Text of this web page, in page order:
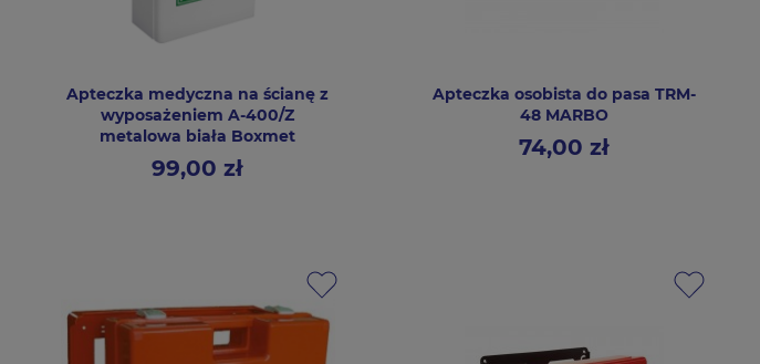
Apteczka medyczna na ścianę z
wyposażeniem A-400/Z
metalowa biała Boxmet
Cena
99,00 zł
Apteczka osobista do pasa TRM-
48 MARBO
Cena
74,00 zł